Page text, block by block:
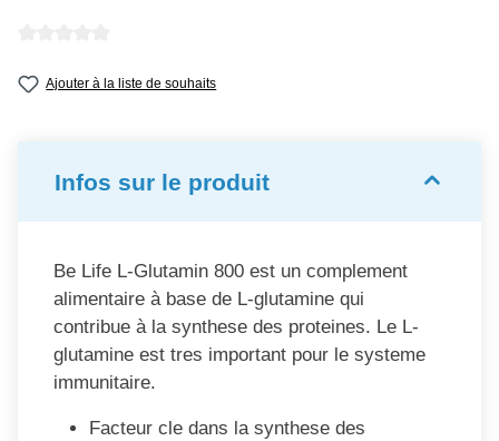
Ajouter à la liste de souhaits
Infos sur le produit
Be Life L-Glutamin 800 est un complement
alimentaire à base de L-glutamine qui
contribue à la synthese des proteines. Le L-
glutamine est tres important pour le systeme
immunitaire.
Facteur cle dans la synthese des